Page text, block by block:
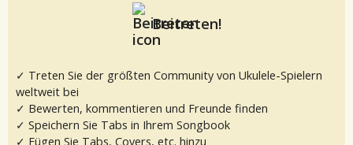
Beitreten!
✓ Treten Sie der größten Community von Ukulele-Spielern
weltweit bei
✓ Bewerten, kommentieren und Freunde finden
✓ Speichern Sie Tabs in Ihrem Songbook
✓ Fügen Sie Tabs, Covers, etc. hinzu